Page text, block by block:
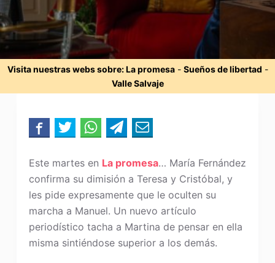
Visita nuestras webs sobre:La promesa- Sueños de libertad -
Valle Salvaje
Este martes en La promesa… María Fernández
confirma su dimisión a Teresa y Cristóbal, y
les pide expresamente que le oculten su
marcha a Manuel. Un nuevo artículo
periodístico tacha a Martina de pensar en ella
misma sintiéndose superior a los demás.